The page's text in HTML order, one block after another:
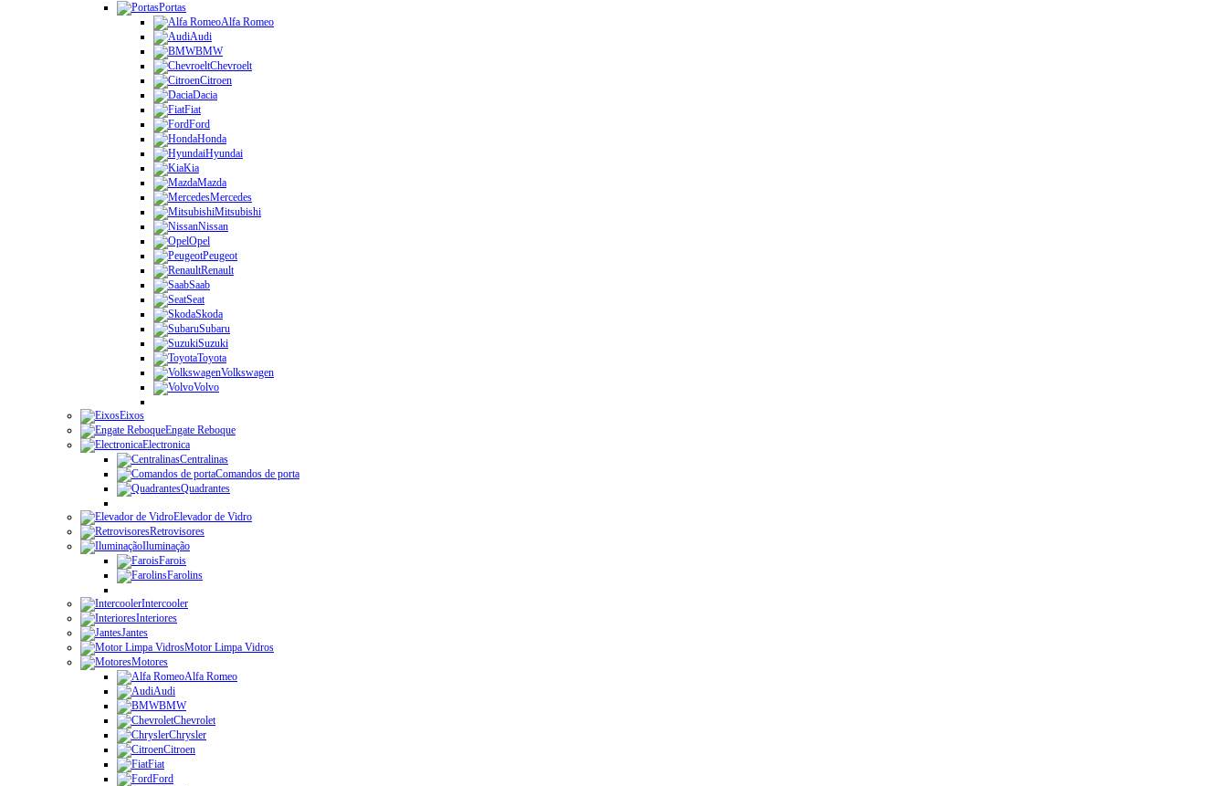
Portas
Alfa Romeo
Audi
BMW
Chevroelt
Citroen
Dacia
Fiat
Ford
Honda
Hyundai
Kia
Mazda
Mercedes
Mitsubishi
Nissan
Opel
Peugeot
Renault
Saab
Seat
Skoda
Subaru
Suzuki
Toyota
Volkswagen
Volvo
Eixos
Engate Reboque
Electronica
Centralinas
Comandos de porta
Quadrantes
Elevador de Vidro
Retrovisores
Iluminação
Farois
Farolins
Intercooler
Interiores
Jantes
Motor Limpa Vidros
Motores
Alfa Romeo
Audi
BMW
Chevrolet
Chrysler
Citroen
Fiat
Ford